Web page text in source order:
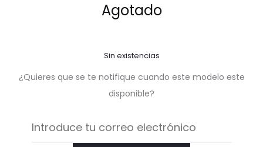
Agotado
Sin existencias
¿Quieres que se te notifique cuando este modelo este
disponible?